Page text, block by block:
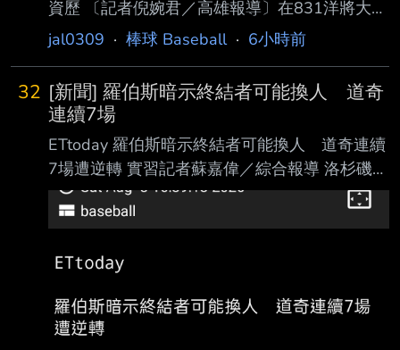
資歷 〔記者倪婉君／高雄報導〕在831洋將大限
之前，台鋼雄鷹球團今天宣布和新洋投完成簽約
隊劉東洋僅表示新洋投具亞洲資歷，去年也 在
球團物色的新洋投人選之一，今年在尋覓新洋投
時，球探再推薦這名人選；據了解，這名 新洋
投是具大聯盟和韓職資歷的36歲右投方特（暫
譯，Wilmer Font），今年則在墨西哥聯 盟出
賽。 中職現行洋將規則是，每隊註冊4人、一軍
登錄3人、同時上場2人，目前台鋼註冊的4名洋
jal0309 · 棒球 Baseball· 6小時前
32 [新聞] 羅伯斯暗示終結者可能換人 道奇
連續7場
ETtoday 羅伯斯暗示終結者可能換人 道奇連續
7場遭逆轉 實習記者蘇嘉偉／綜合報導 洛杉磯道
奇牛棚問題持續延燒，台灣時間8日作客亞利桑
那響尾蛇，原本帶著1分領先進入 9局，終結者
Waldschmidt）轟出逆轉再見 2分砲，終場3比4
（Dave Roberts）賽後也鬆口 ，球隊可能必須
考慮其他終結者選擇。 道奇此役8局靠帕赫斯